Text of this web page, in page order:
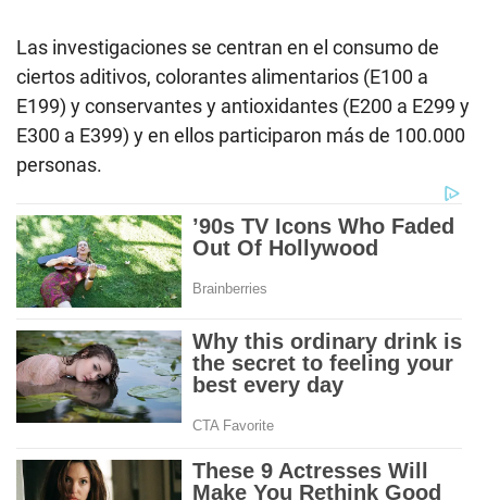
Las investigaciones se centran en el consumo de
ciertos aditivos, colorantes alimentarios (E100 a
E199) y conservantes y antioxidantes (E200 a E299 y
E300 a E399) y en ellos participaron más de 100.000
personas.